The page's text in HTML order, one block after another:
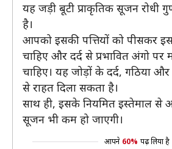
यह जड़ी बूटी प्राकृतिक सूजन रोधी
है।
आपको इसकी पत्तियों को पीसकर
चाहिए और दर्द से प्रभावित अंगो पर
चाहिए। यह जोड़ों के दर्द, गठिया
से राहत दिला सकता है।
साथ ही, इसके नियमित इस्तेमाल
सूजन भी कम हो जाएगी।
आपने 60% पढ़ लिया है